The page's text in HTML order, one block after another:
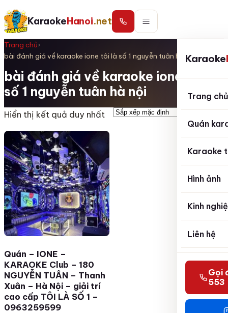
KaraokeHanoi.net
Karaoke
Trang chủ
Quán
Karaoke
Hình ảnh
Kinh
Liên hệ
Gọi
553
Trang chủ›
bài đánh giá về karaoke ione tôi là số 1 nguyễn tuân hà nội
bài đánh giá về karaoke ione tôi là
số 1 nguyễn tuân hà nội
Hiển thị kết quả duy nhất
Quán – IONE –
KARAOKE Club – 180
NGUYỄN TUÂN – Thanh
Xuân – Hà Nội – giải trí
cao cấp TÔI LÀ SỐ 1 –
0963259599